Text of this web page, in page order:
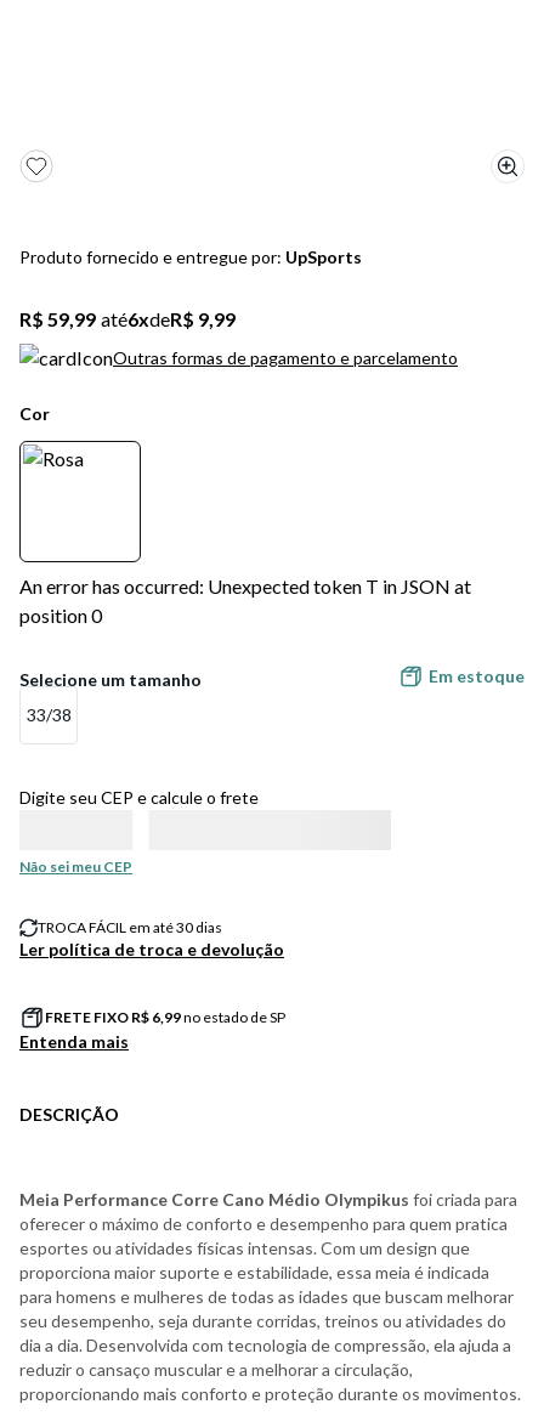
Produto fornecido e entregue por: UpSports
R$ 59,99 até6xdeR$ 9,99
Outras formas de pagamento e parcelamento
Cor
An error has occurred: Unexpected token T in JSON at
position 0
33/38
Em estoque
Digite seu CEP e calcule o frete
Não sei meu CEP
TROCA FÁCIL em até 30 dias
Ler política de troca e devolução
FRETE FIXO R$ 6,99no estado de SP
Entenda mais
DESCRIÇÃO
Meia Performance Corre Cano Médio Olympikus foi criada para
oferecer o máximo de conforto e desempenho para quem pratica
esportes ou atividades físicas intensas. Com um design que
proporciona maior suporte e estabilidade, essa meia é indicada
para homens e mulheres de todas as idades que buscam melhorar
seu desempenho, seja durante corridas, treinos ou atividades do
dia a dia. Desenvolvida com tecnologia de compressão, ela ajuda a
reduzir o cansaço muscular e a melhorar a circulação,
proporcionando mais conforto e proteção durante os movimentos.